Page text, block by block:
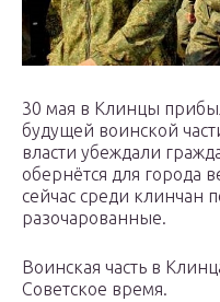
30 мая в Клинцы
будущей воинской
власти убеждали
обернётся для города
сейчас среди клинчан
разочарованные.
Воинская часть в
Советское время.